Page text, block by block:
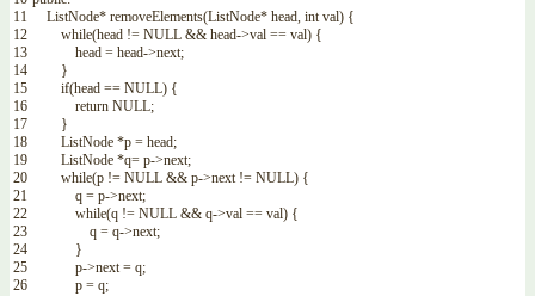
11
12
13
14
15
16
17
18
19
20
21
22
23
24
25
26
ListNode* removeElements(ListNode* head, int val) {
while(head != NULL && head->val == val) {
head = head->next;
}
if(head == NULL) {
return NULL;
}
ListNode *p = head;
ListNode *q= p->next;
while(p != NULL && p->next != NULL) {
q = p->next;
while(q != NULL && q->val == val) {
q = q->next;
}
p->next = q;
p = q;